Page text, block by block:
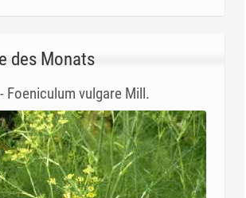
des Monats
Foeniculum vulgare Mill.